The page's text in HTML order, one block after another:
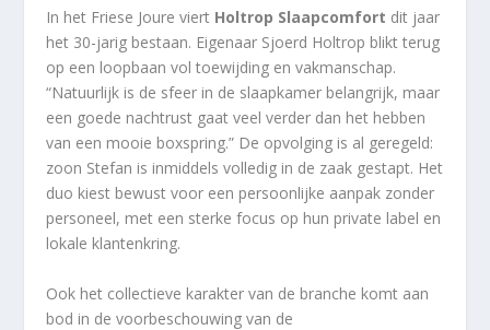
In het Friese Joure viert Holtrop Slaapcomfort dit jaar
het 30-jarig bestaan. Eigenaar Sjoerd Holtrop blikt terug
op een loopbaan vol toewijding en vakmanschap.
“Natuurlijk is de sfeer in de slaapkamer belangrijk, maar
een goede nachtrust gaat veel verder dan het hebben
van een mooie boxspring.” De opvolging is al geregeld:
zoon Stefan is inmiddels volledig in de zaak gestapt. Het
duo kiest bewust voor een persoonlijke aanpak zonder
personeel, met een sterke focus op hun private label en
lokale klantenkring.
Ook het collectieve karakter van de branche komt aan
bod in de voorbeschouwing van de